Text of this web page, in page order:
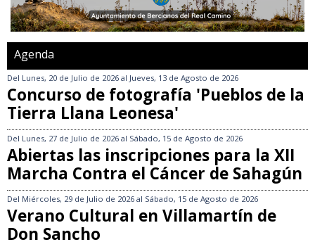
Agenda
Del Lunes, 20 de Julio de 2026 al Jueves, 13 de Agosto de 2026
Concurso de fotografía 'Pueblos de la
Tierra Llana Leonesa'
Del Lunes, 27 de Julio de 2026 al Sábado, 15 de Agosto de 2026
Abiertas las inscripciones para la XII
Marcha Contra el Cáncer de Sahagún
Del Miércoles, 29 de Julio de 2026 al Sábado, 15 de Agosto de 2026
Verano Cultural en Villamartín de
Don Sancho